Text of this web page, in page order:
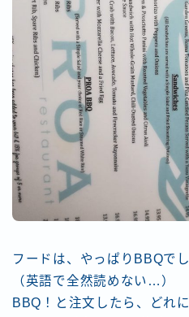
フードは、やっぱりBBQでし
（英語で全然読めない…）
BBQ！と注文したら、どれ